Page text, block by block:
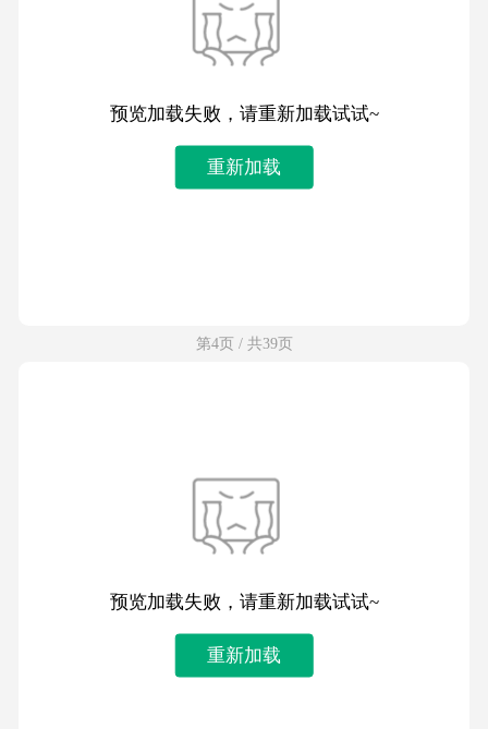
预览加载失败，请重新加载试试~
重新加载
第4页 / 共39页
预览加载失败，请重新加载试试~
重新加载